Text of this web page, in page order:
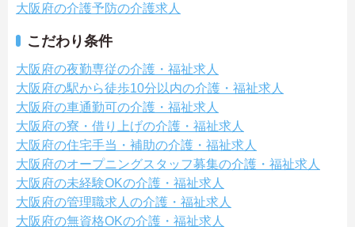
大阪府の介護予防の介護求人
こだわり条件
大阪府の夜勤専従の介護・福祉求人
大阪府の駅から徒歩10分以内の介護・福祉求人
大阪府の車通勤可の介護・福祉求人
大阪府の寮・借り上げの介護・福祉求人
大阪府の住宅手当・補助の介護・福祉求人
大阪府のオープニングスタッフ募集の介護・福祉求人
大阪府の未経験OKの介護・福祉求人
大阪府の管理職求人の介護・福祉求人
大阪府の無資格OKの介護・福祉求人